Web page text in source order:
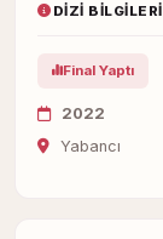
DIZI BILGILERI
Final Yaptı
2022
Yabancı